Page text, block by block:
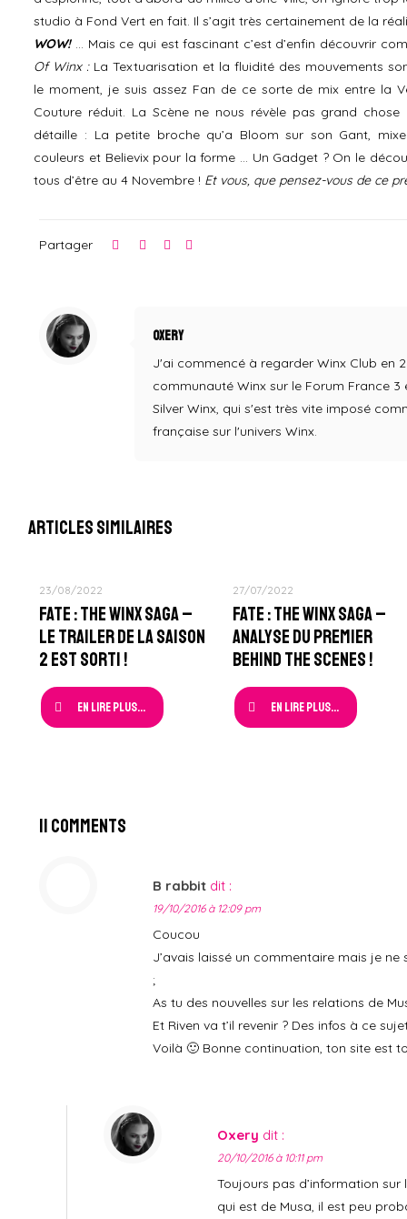
studio à Fond Vert en fait. Il s’agit très certainement de la
WOW!… Mais ce qui est fascinant c’est d’enfin découvrir
Of Winx :La Textuarisation et la fluidité des mouvements
le moment, je suis assez Fan de ce sorte de mix entre la
Couture réduit. La Scène ne nous révèle pas grand chose
détaille : La petite broche qu’a Bloom sur son Gant,
couleurs et Believix pour la forme … Un Gadget ? On le
tous d’être au 4 Novembre ! Et vous, que pensez-vous de ce
Partager
Oxery
J'ai commencé à regarder Winx Club en
communauté Winx sur le Forum France 3
Silver Winx, qui s'est très vite imposé
française sur l'univers Winx.
Articles similaires
23/08/2022
Fate : The Winx Saga –
Le Trailer de la Saison
2 est sorti !
En lire plus...
27/07/2022
Fate : The Winx Saga –
Analyse du Premier
Behind The Scenes !
En lire plus...
11 Comments
B rabbit dit :
19/10/2016 à 12:09 pm
Coucou
J’avais laissé un commentaire mais je
;
As tu des nouvelles sur les relations de
Et Riven va t’il revenir ? Des infos à ce
Voilà 🙂 Bonne continuation, ton site est
Oxery dit :
20/10/2016 à 10:11 pm
Toujours pas d’information
qui est de Musa, il est peu